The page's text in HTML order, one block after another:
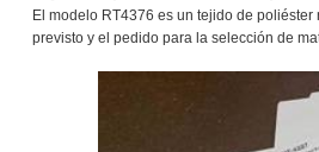
El modelo RT4376 es un tejido de
previsto y el pedido para la selección de